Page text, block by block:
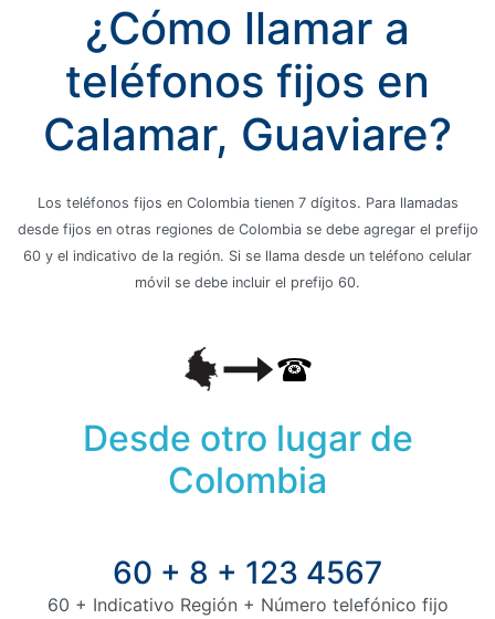
¿Cómo llamar a
teléfonos fijos en
Calamar, Guaviare?
Los teléfonos fijos en Colombia tienen 7 dígitos. Para llamadas
desde fijos en otras regiones de Colombia se debe agregar el prefijo
60 y el indicativo de la región. Si se llama desde un teléfono celular
móvil se debe incluir el prefijo 60.
Desde otro lugar de
Colombia
60 + 8 + 123 4567
60 + Indicativo Región + Número telefónico fijo